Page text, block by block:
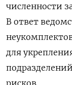
численности
В ответ
для
рисков.